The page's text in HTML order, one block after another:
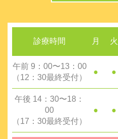
診療時間 月 火
午前 9：00〜13：00
（12：30最終受付）
● ●
午後 14：30〜18：
00
（17：30最終受付）
● ●